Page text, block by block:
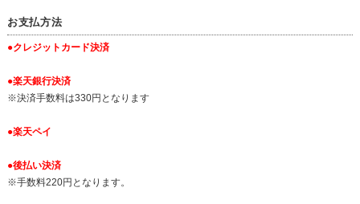
お支払方法
●クレジットカード決済
●楽天銀行決済
※決済手数料は330円となります
●楽天ペイ
●後払い決済
※手数料220円となります。